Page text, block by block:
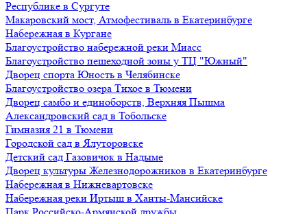
Республике в Сургуте
Макаровский мост, Атмофестиваль в Екатеринбурге
Набережная в Кургане
Благоустройство набережной реки Миасс
Благоустройство пешеходной зоны у ТЦ "Южный"
Дворец спорта Юность в Челябинске
Благоустройство озера Тихое в Тюмени
Дворец самбо и единоборств, Верхняя Пышма
Александровский сад в Тобольске
Гимназия 21 в Тюмени
Городской сад в Ялуторовске
Детский сад Газовичок в Надыме
Дворец культуры Железнодорожников в Екатеринбурге
Набережная в Нижневартовске
Набережная реки Иртыш в Ханты-Мансийске